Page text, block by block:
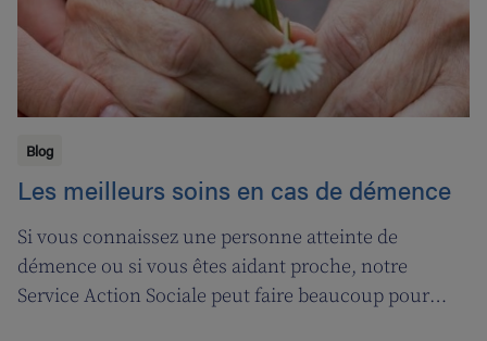
Blog
Les meilleurs soins en cas de démence
Si vous connaissez une personne atteinte de
démence ou si vous êtes aidant proche, notre
Service Action Sociale peut faire beaucoup pour